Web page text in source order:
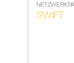
SWIFT